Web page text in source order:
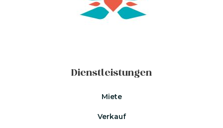
Dienstleistungen
Miete
Verkauf